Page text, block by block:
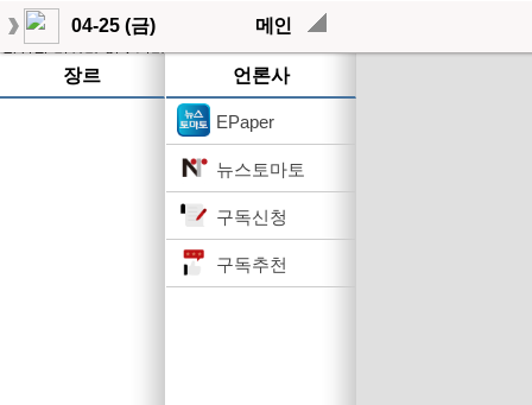
04-25 (금) 메인
장르 언론사
EPaper
뉴스토마토
구독신청
구독추천
작성된 기사가 없습니다.